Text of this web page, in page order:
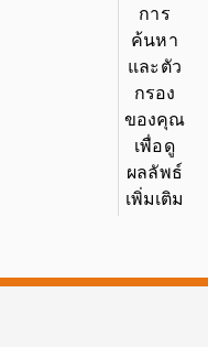
การ
ค้นหา
และตัว
กรอง
ของคุณ
เพื่อดู
ผลลัพธ์
เพิ่มเติม